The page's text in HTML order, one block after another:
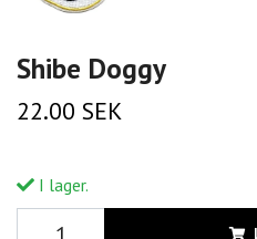
Shibe Doggy
22.00 SEK
I lager.